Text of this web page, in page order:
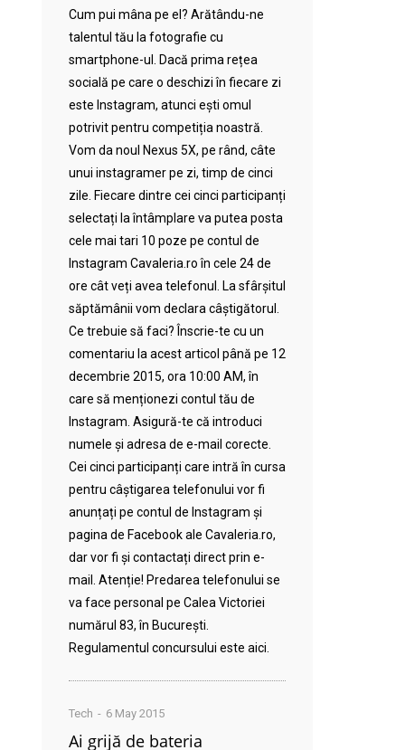
Cum pui mâna pe el? Arătându-ne
talentul tău la fotografie cu
smartphone-ul. Dacă prima rețea
socială pe care o deschizi în fiecare zi
este Instagram, atunci ești omul
potrivit pentru competiția noastră.
Vom da noul Nexus 5X, pe rând, câte
unui instagramer pe zi, timp de cinci
zile. Fiecare dintre cei cinci participanți
selectați la întâmplare va putea posta
cele mai tari 10 poze pe contul de
Instagram Cavaleria.ro în cele 24 de
ore cât veți avea telefonul. La sfârșitul
săptămânii vom declara câștigătorul.
Ce trebuie să faci? Înscrie-te cu un
comentariu la acest articol până pe 12
decembrie 2015, ora 10:00 AM, în
care să menționezi contul tău de
Instagram. Asigură-te că introduci
numele și adresa de e-mail corecte.
Cei cinci participanți care intră în cursa
pentru câștigarea telefonului vor fi
anunțați pe contul de Instagram și
pagina de Facebook ale Cavaleria.ro,
dar vor fi și contactați direct prin e-
mail. Atenție! Predarea telefonului se
va face personal pe Calea Victoriei
numărul 83, în București.
Regulamentul concursului este aici.
Tech 6 May 2015
Ai grijă de bateria